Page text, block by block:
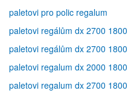
paletovi pro polic regalum
paletovi regálům dx 2700
paletovi regálům dx 2700
paletovi regalum dx 2000
paletovi regalum dx 2700